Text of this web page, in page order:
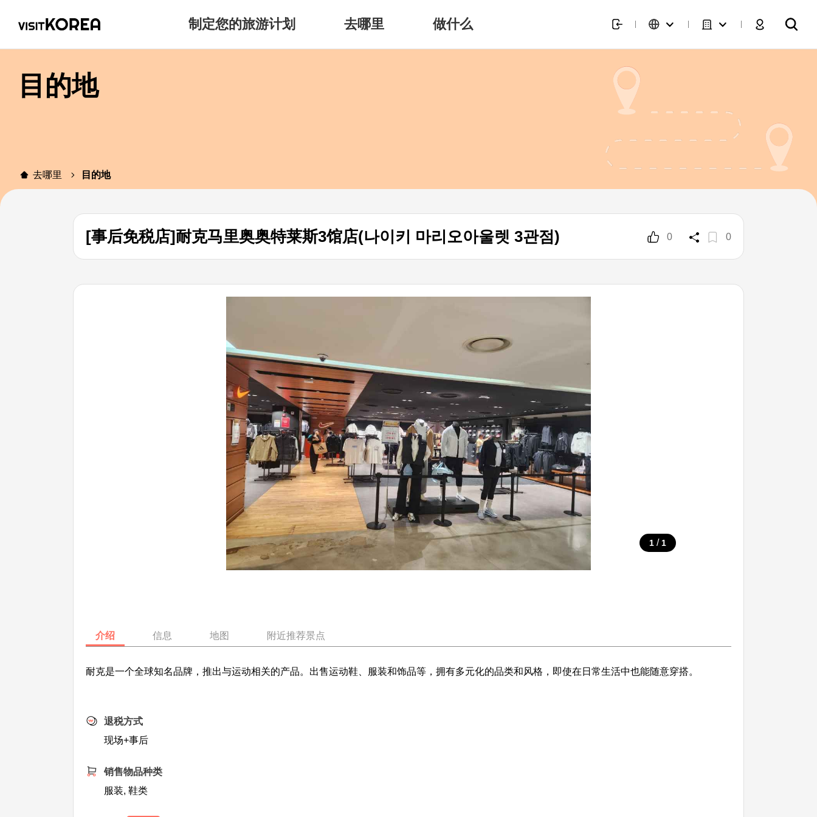
制定您的旅游计划 去哪里 做什么
目的地
去哪里 目的地
[事后免税店]耐克马里奥奥特莱斯3馆店(나이키 마리오아울렛 3관점) 0 0
1 / 1
介绍 信息 地图 附近推荐景点
耐克是一个全球知名品牌，推出与运动相关的产品。出售运动鞋、服装和饰品等，拥有多元化的品类和风格，即使在日常生活中也能随意穿搭。
退税方式
现场+事后
销售物品种类
服装, 鞋类